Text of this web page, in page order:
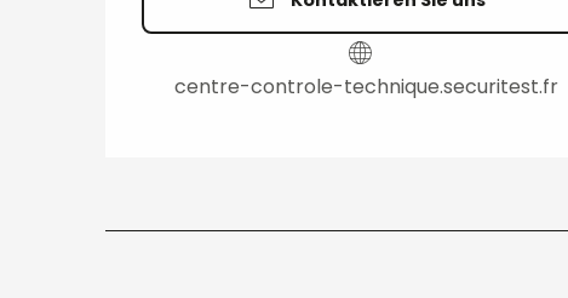
centre-controle-technique.securitest.fr